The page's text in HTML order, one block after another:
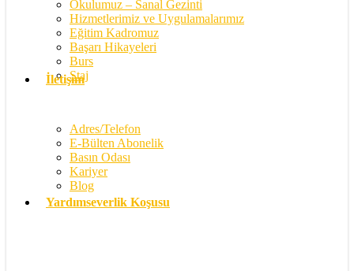
Okulumuz – Sanal Gezinti
Hizmetlerimiz ve Uygulamalarımız
Eğitim Kadromuz
Başarı Hikayeleri
Burs
Staj
İletişim
Adres/Telefon
E-Bülten Abonelik
Basın Odası
Kariyer
Blog
Yardımseverlik Koşusu